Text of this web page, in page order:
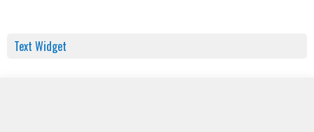
Text Widget